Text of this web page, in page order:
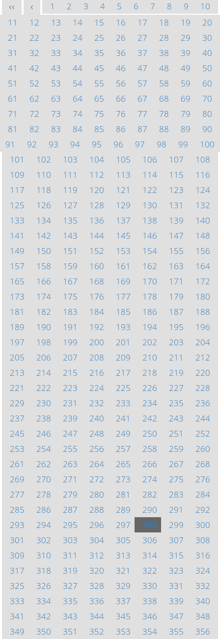
<< < 1 2 3 4 5 6 7 8 9
10
11
12 13 14 15 16 17 18 19
20
21
22 23 24 25 26 27 28 29
30
31
32 33 34 35 36 37 38 39
40
41
42 43 44 45 46 47 48 49
50
51
52 53 54 55 56 57 58 59
60
61
62 63 64 65 66 67 68 69
70
71
72 73 74 75 76 77 78 79
80
81
82 83 84 85 86 87 88 89
90
91
92 93 94 95 96 97 98 99
100
101
102 103 104 105 106 107
108
109
110 111 112 113 114 115
116
117
118 119 120 121 122 123
124
125
126 127 128 129 130 131
132
133
134 135 136 137 138 139
140
141
142 143 144 145 146 147
148
149
150 151 152 153 154 155
156
157
158 159 160 161 162 163
164
165
166 167 168 169 170 171
172
173
174 175 176 177 178 179
180
181
182 183 184 185 186 187
188
189
190 191 192 193 194 195
196
197
198 199 200 201 202 203
204
205
206 207 208 209 210 211
212
213
214 215 216 217 218 219
220
221
222 223 224 225 226 227
228
229
230 231 232 233 234 235
236
237
238 239 240 241 242 243
244
245
246 247 248 249 250 251
252
253
254 255 256 257 258 259
260
261
262 263 264 265 266 267
268
269
270 271 272 273 274 275
276
277
278 279 280 281 282 283
284
285
286 287 288 289 290 291
292
293
294 295 296 297 298 299
300
301
302 303 304 305 306 307
308
309
310 311 312 313 314 315
316
317
318 319 320 321 322 323
324
325
326 327 328 329 330 331
332
333
334 335 336 337 338 339
340
341
342 343 344 345 346 347
348
349
350 351 352 353 354 355 356